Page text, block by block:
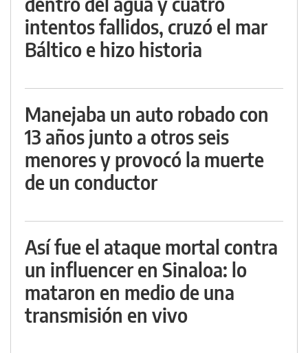
intentos fallidos, cruzó el mar
Báltico e hizo historia
Manejaba un auto robado con
13 años junto a otros seis
menores y provocó la muerte
de un conductor
Así fue el ataque mortal contra
un influencer en Sinaloa: lo
mataron en medio de una
transmisión en vivo